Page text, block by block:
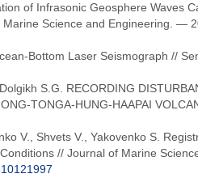
of Infrasonic Geosphere Waves
Marine Science and Engineering. —
Bottom Laser Seismograph //
S.G. RECORDING
TONGA-HUNG-HAAPAI
V., Shvets V., Yakovenko S.
// Journal of Marine